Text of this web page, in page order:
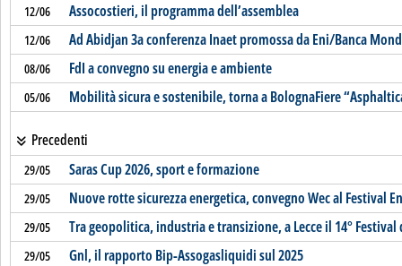
12/06 Assocostieri, il programma dell’assemblea
12/06 Ad Abidjan 3a conferenza Inaet promossa da Eni/Banca
08/06 FdI a convegno su energia e ambiente
05/06 Mobilità sicura e sostenibile, torna a BolognaFiere
Precedenti
29/05 Saras Cup 2026, sport e formazione
29/05 Nuove rotte sicurezza energetica, convegno Wec al Festival
29/05 Tra geopolitica, industria e transizione, a Lecce il 14° Festival
29/05 Gnl, il rapporto Bip-Assogasliquidi sul 2025